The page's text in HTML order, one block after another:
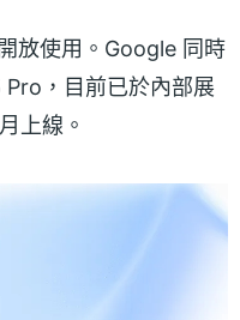
放使用。Google 同時
，目前已於內部展
上線。